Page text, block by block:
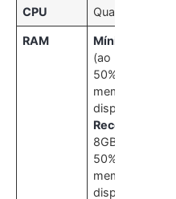
CPU Quad Core
RAM Mínimo
(ao menos
50% de
memória
disponível)
Recomendado
8GB (ao menos
50% de
memória
disponível)